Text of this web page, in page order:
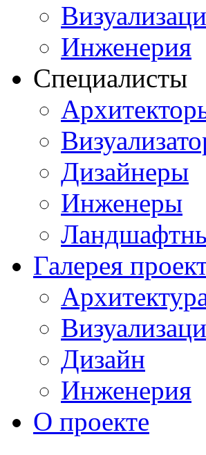
Инженерия
Специалисты
Дизайнеры
Инженеры
Галерея
Дизайн
Инженерия
О проекте